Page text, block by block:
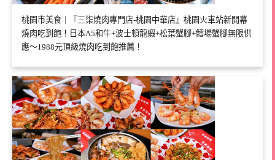
桃園市美食｜『三柒燒肉專門店-桃園中華店』桃園火車站新開幕
燒肉吃到飽！日本A5和牛+波士頓龍蝦+松葉蟹腳+鱈場蟹腳無限供
應～1988元頂級燒肉吃到飽推薦！